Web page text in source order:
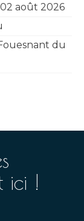
août 2026
du
ici !